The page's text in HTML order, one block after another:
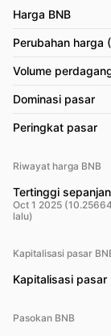
Harga BNB
Perubahan harga
Volume
Dominasi pasar
Peringkat pasar
Riwayat harga BNB
Tertinggi
Oct 1 2025
lalu)
Kapitalisasi pasar
Kapitalisasi pasar
Pasokan BNB